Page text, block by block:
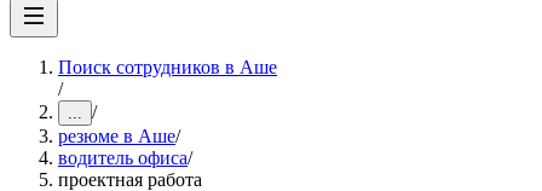
Поиск сотрудников в Аше
/
... /
резюме в Аше/
водитель офиса/
проектная работа